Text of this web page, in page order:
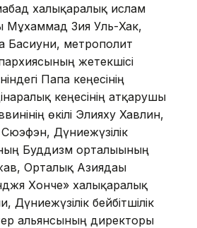
халықаралық ислам
Мұхаммад Зия Уль-Хак,
Басиуни, метрополит
жетекшісі
Папа кеңесінің
кеңесінің атқарушы
өкілі Элияху Хавлин,
Дүниежүзілік
Буддизм орталығының
Орталық Азиядағы
Хонче» халықаралық
бейбітшілік
альянсының директоры